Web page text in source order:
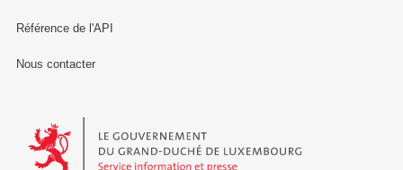
Référence de l'API
Nous contacter
Le Gouvernement du Grand-Duché de Luxembourg - Service